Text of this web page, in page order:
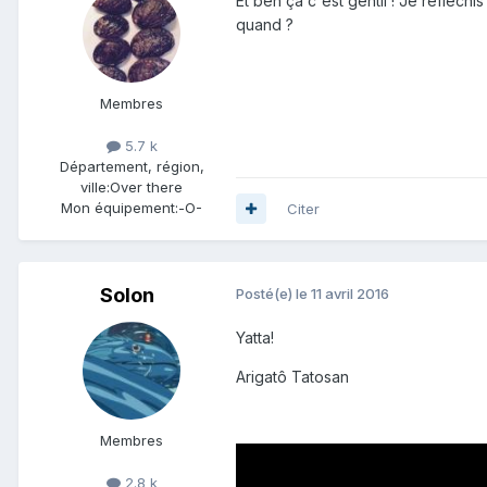
Membres
5.7 k
Département, région,
ville:Over there
Mon équipement:-O-
quand ?
Citer
Solon
Membres
2.8 k
Posté(e) le 11 avril 2016
Yatta!
Arigatô Tatosan